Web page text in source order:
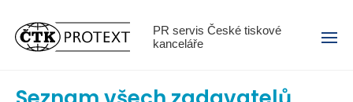
PR servis České tiskové
kanceláře
Menu